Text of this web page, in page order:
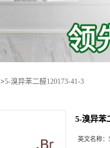
>5-溴异苯二醛120173-41-3
5-溴异苯
英文名称：